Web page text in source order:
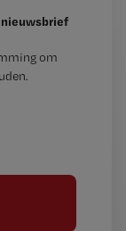
nieuwsbrief
om